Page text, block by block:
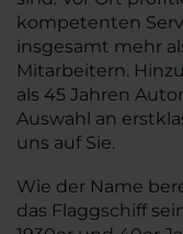
kompetenten
insgesamt mehr
Mitarbeitern.
als 45 Jahren
Auswahl an
uns auf Sie.
Wie der Name
das Flaggschiff